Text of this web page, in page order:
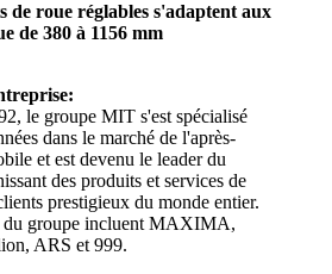
de roue réglables s'adaptent aux
de 380 à 1156 mm
le groupe MIT s'est spécialisé
dans le marché de l'après-
et est devenu le leader du
des produits et services de
prestigieux du monde entier.
du groupe incluent MAXIMA,
ARS et 999.